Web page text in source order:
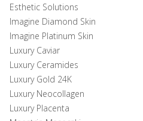
Esthetic Solutions
Imagine Diamond Skin
Imagine Platinum Skin
Luxury Caviar
Luxury Ceramides
Luxury Gold 24K
Luxury Neocollagen
Luxury Placenta